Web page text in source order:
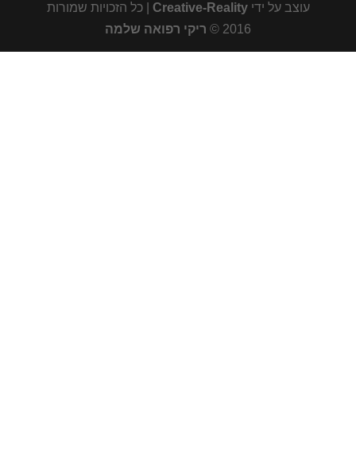
עוצב על ידיCreative-Reality | כל הזכויות שמורות
2016 ©
ריקי רפואה שלמה